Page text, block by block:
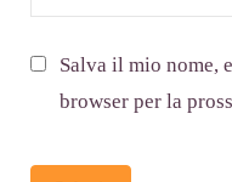
Salva il mio nome,
browser per la